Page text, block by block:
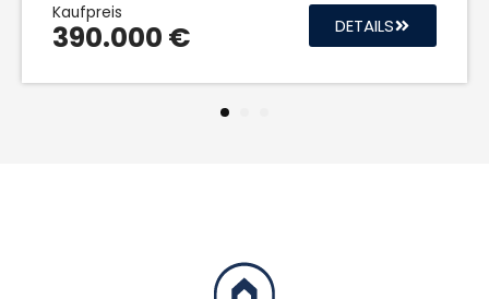
Kaufpreis
390.000 € DETAILS